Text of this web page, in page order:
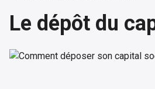
Le dépôt du